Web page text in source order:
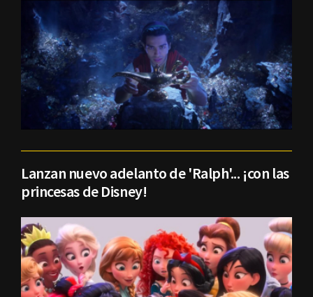
Lanzan nuevo adelanto de 'Ralph'... ¡con las
princesas de Disney!